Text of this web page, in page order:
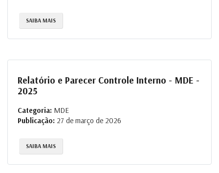
SAIBA MAIS
Relatório e Parecer Controle Interno - MDE -
2025
Categoria: MDE
Publicação: 27 de março de 2026
SAIBA MAIS